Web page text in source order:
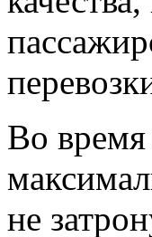
Во время
не